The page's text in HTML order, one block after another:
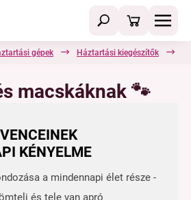
gépek Háztartási kiegészítők
macskáknak 🐾
KÉNYELME
a mindennapi élet része -
és tele van apró